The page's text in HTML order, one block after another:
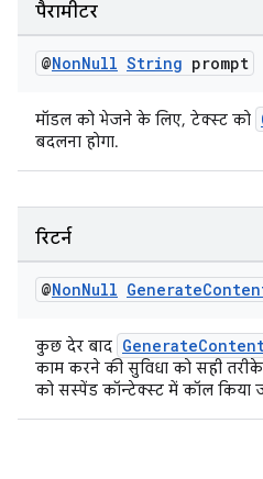
पैरामीटर
@NonNull String prompt
मॉडल को भेजने के लिए, टेक्स्ट को
बदलना होगा.
रिटर्न
@NonNull Generate
कुछ देर बाद
काम करने की सुविधा को सही
को सस्पेंड कॉन्टेक्स्ट में कॉल किया